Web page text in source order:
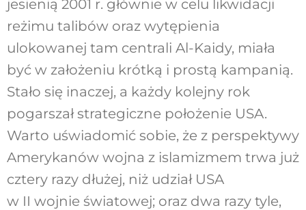
jesienią 2001 r. głównie w celu likwidacji
reżimu talibów oraz wytępienia
ulokowanej tam centrali Al-Kaidy, miała
być w założeniu krótką i prostą kampanią.
Stało się inaczej, a każdy kolejny rok
pogarszał strategiczne położenie USA.
Warto uświadomić sobie, że z perspektywy
Amerykanów wojna z islamizmem trwa już
cztery razy dłużej, niż udział USA
w II wojnie światowej; oraz dwa razy tyle,